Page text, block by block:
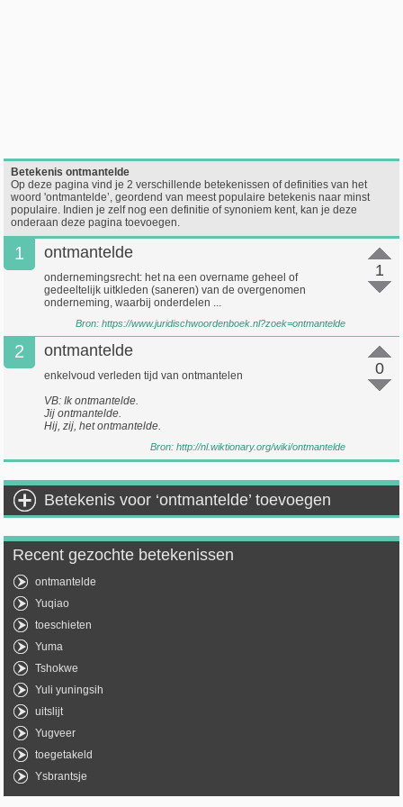
Betekenis ontmantelde
Op deze pagina vind je 2 verschillende betekenissen of definities van het
woord 'ontmantelde’, geordend van meest populaire betekenis naar minst
populaire. Indien je zelf nog een definitie of synoniem kent, kan je deze
onderaan deze pagina toevoegen.
1
1
ontmantelde
ondernemingsrecht: het na een overname geheel of
gedeeltelijk uitkleden (saneren) van de overgenomen
onderneming, waarbij onderdelen ...
Bron: https://www.juridischwoordenboek.nl?zoek=ontmantelde
2
0
ontmantelde
enkelvoud verleden tijd van ontmantelen
VB: Ik ontmantelde.
Jij ontmantelde.
Hij, zij, het ontmantelde.
Bron: http://nl.wiktionary.org/wiki/ontmantelde
Betekenis voor ‘ontmantelde’ toevoegen
Recent gezochte betekenissen
ontmantelde
Yuqiao
toeschieten
Yuma
Tshokwe
Yuli yuningsih
uitslijt
Yugveer
toegetakeld
Ysbrantsje